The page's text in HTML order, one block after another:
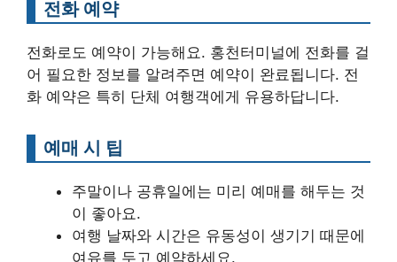
전화 예약
전화로도 예약이 가능해요. 홍천터미널에 전화를 걸
어 필요한 정보를 알려주면 예약이 완료됩니다. 전
화 예약은 특히 단체 여행객에게 유용하답니다.
예매 시 팁
주말이나 공휴일에는 미리 예매를 해두는 것
이 좋아요.
여행 날짜와 시간은 유동성이 생기기 때문에
여유를 두고 예약하세요.